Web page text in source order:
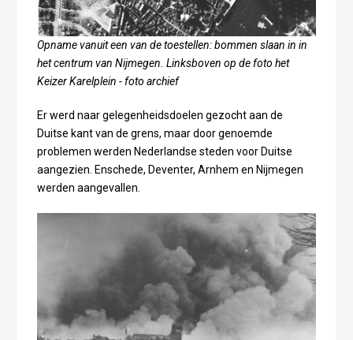
Opname vanuit een van de toestellen: bommen slaan in in
het centrum van Nijmegen. Linksboven op de foto het
Keizer Karelplein - foto archief
Er werd naar gelegenheidsdoelen gezocht aan de
Duitse kant van de grens, maar door genoemde
problemen werden Nederlandse steden voor Duitse
aangezien. Enschede, Deventer, Arnhem en Nijmegen
werden aangevallen.